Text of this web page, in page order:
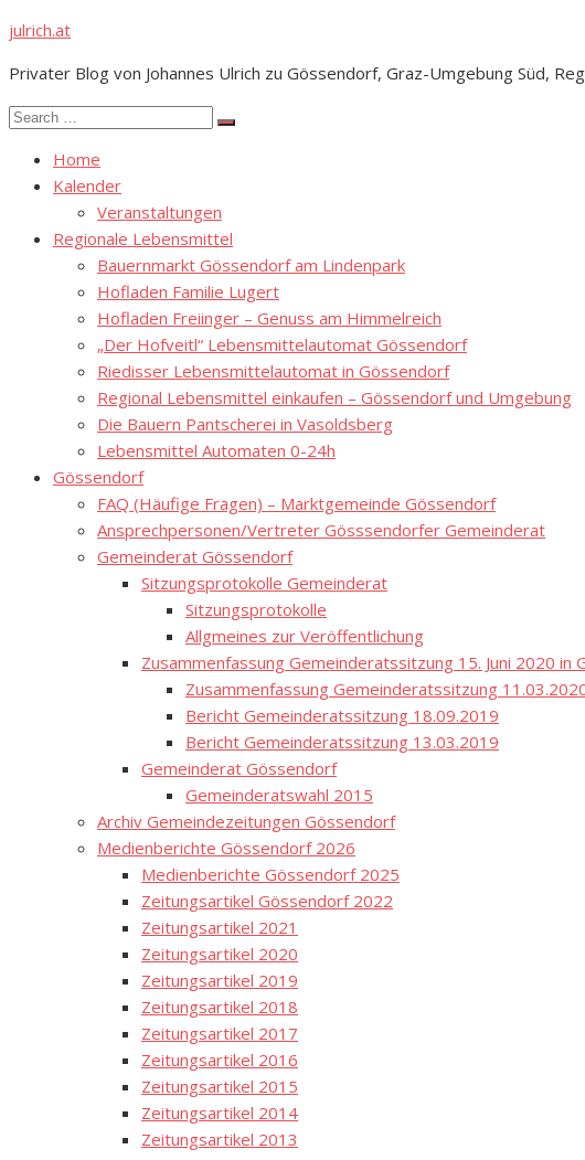
Skip
content
julrich.at
Privater Blog von Johannes Ulrich zu Gössendorf, Graz-Umgebung Süd,
Search
Search
Home
Kalender
Veranstaltungen
Regionale Lebensmittel
Bauernmarkt Gössendorf am Lindenpark
Hofladen Familie Lugert
Hofladen Freiinger – Genuss am Himmelreich
„Der Hofveitl“ Lebensmittelautomat Gössendorf
Riedisser Lebensmittelautomat in Gössendorf
Regional Lebensmittel einkaufen – Gössendorf und Umgebung
Die Bauern Pantscherei in Vasoldsberg
Lebensmittel Automaten 0-24h
Gössendorf
FAQ (Häufige Fragen) – Marktgemeinde Gössendorf
Ansprechpersonen/Vertreter Gösssendorfer Gemeinderat
Gemeinderat Gössendorf
Sitzungsprotokolle Gemeinderat
Sitzungsprotokolle
Allgmeines zur Veröffentlichung
Zusammenfassung Gemeinderatssitzung 15. Juni 2020 in
Zusammenfassung Gemeinderatssitzung
Bericht Gemeinderatssitzung 18.09.2019
Bericht Gemeinderatssitzung 13.03.2019
Gemeinderat Gössendorf
Gemeinderatswahl 2015
Archiv Gemeindezeitungen Gössendorf
Medienberichte Gössendorf 2026
Medienberichte Gössendorf 2025
Zeitungsartikel Gössendorf 2022
Zeitungsartikel 2021
Zeitungsartikel 2020
Zeitungsartikel 2019
Zeitungsartikel 2018
Zeitungsartikel 2017
Zeitungsartikel 2016
Zeitungsartikel 2015
Zeitungsartikel 2014
Zeitungsartikel 2013